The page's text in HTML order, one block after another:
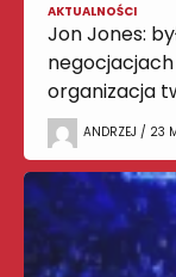
AKTUALNOŚCI
Jon Jones:
negocjacjach
organizacja
ANDRZEJ / 23